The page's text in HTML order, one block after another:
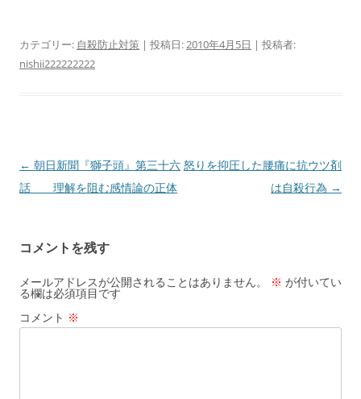
カテゴリー: 自殺防止対策 | 投稿日:2010年4月5日 | 投稿者:
nishii222222222
投
稿
ゲ
ー
シ
ョ
← 朝日新聞『獅子頭』第三十六
話 理解を阻む感情論の正体
怒りを抑圧した腰痛に抗ウツ剤
は自殺行為 →
コメントを残す
メールアドレスが公開されることはありません。 ※ が付いてい
る欄は必須項目です
コメント ※